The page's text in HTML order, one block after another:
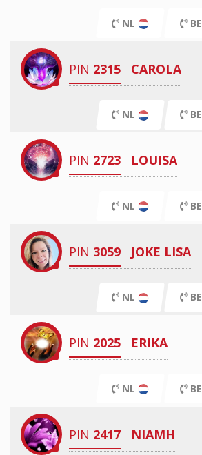
NL BE
PIN 2315 CAROLA
NL BE
PIN 2723 LOUISA
NL BE
PIN 3059 JOKE LISA
NL BE
PIN 2025 ERIKA
NL BE
PIN 2417 NIAMH